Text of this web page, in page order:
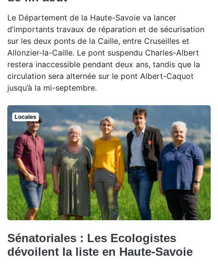
Le Département de la Haute-Savoie va lancer
d’importants travaux de réparation et de sécurisation
sur les deux ponts de la Caille, entre Cruseilles et
Allonzier-la-Caille. Le pont suspendu Charles-Albert
restera inaccessible pendant deux ans, tandis que la
circulation sera alternée sur le pont Albert-Caquot
jusqu’à la mi-septembre.
Locales
Sénatoriales : Les Ecologistes
dévoilent la liste en Haute-Savoie